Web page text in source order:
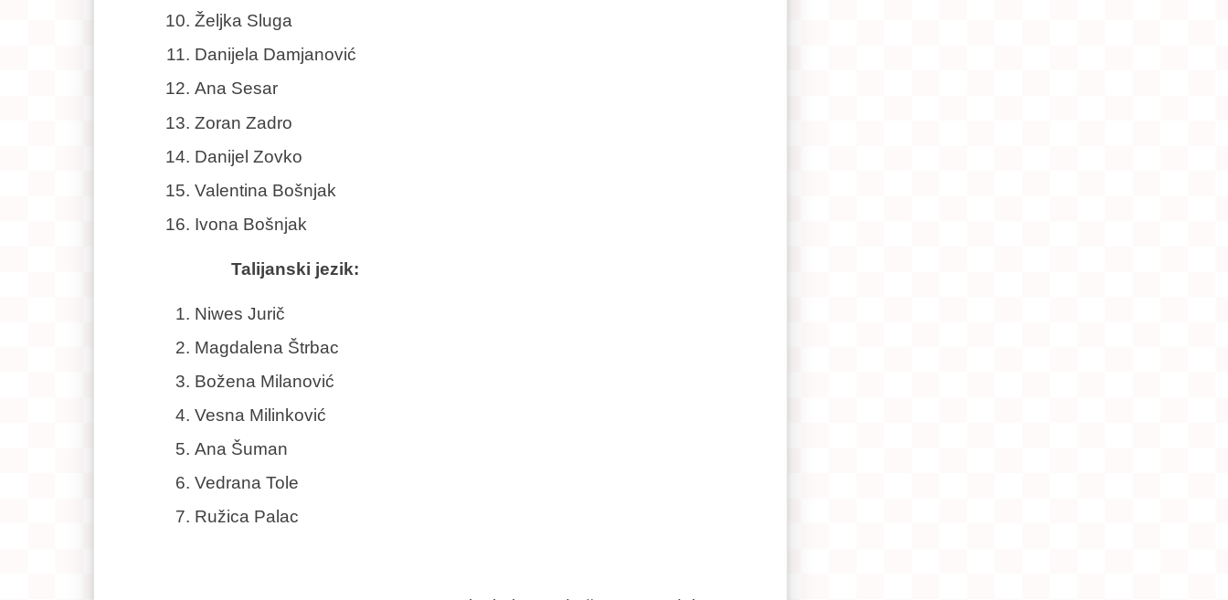
Željka Sluga
Danijela Damjanović
Ana Sesar
Zoran Zadro
Danijel Zovko
Valentina Bošnjak
Ivona Bošnjak
Talijanski jezik:
Niwes Jurič
Magdalena Štrbac
Božena Milanović
Vesna Milinković
Ana Šuman
Vedrana Tole
Ružica Palac